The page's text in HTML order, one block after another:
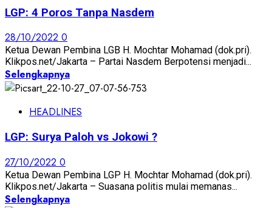
LGP: 4 Poros Tanpa Nasdem
28/10/2022 0
Ketua Dewan Pembina LGB H. Mochtar Mohamad (dok.pri).
Klikpos.net/Jakarta – Partai Nasdem Berpotensi menjadi...
Selengkapnya
HEADLINES
LGP: Surya Paloh vs Jokowi ?
27/10/2022 0
Ketua Dewan Pembina LGP H. Mochtar Mohamad (dok.pri).
Klikpos.net/Jakarta – Suasana politis mulai memanas...
Selengkapnya